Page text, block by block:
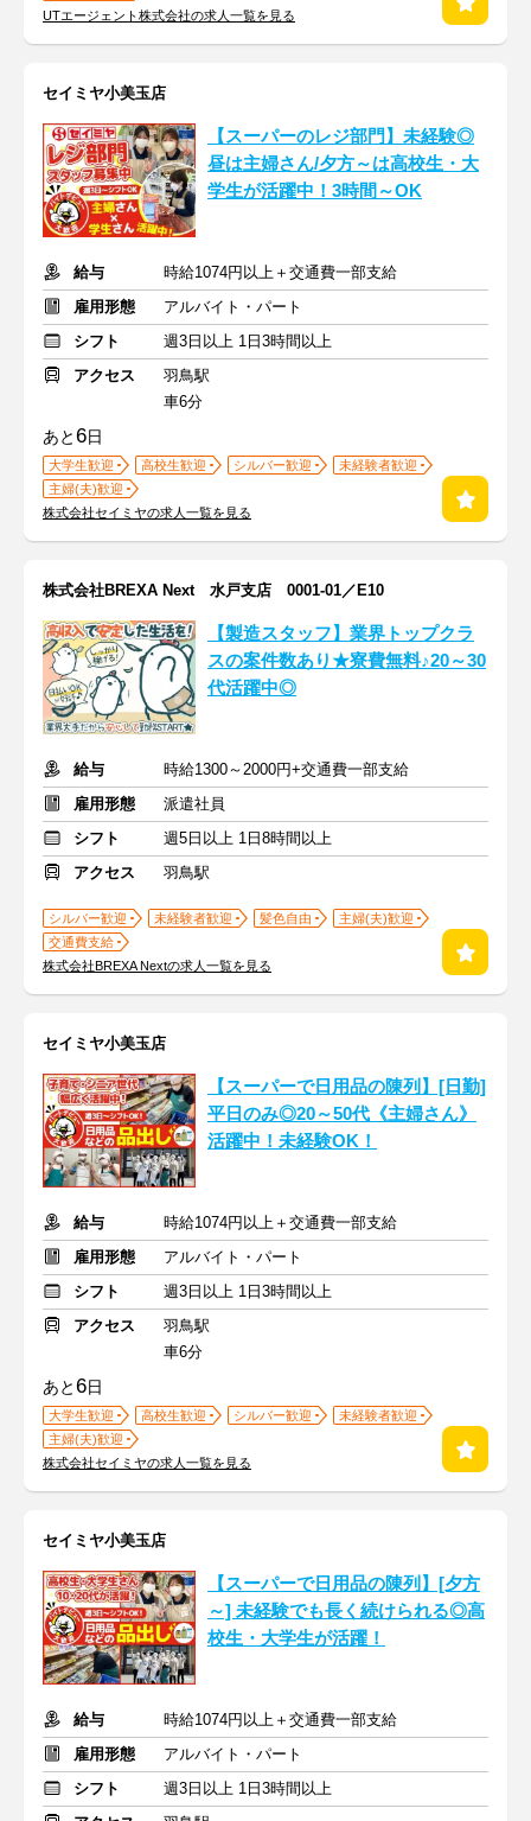
UTエージェント株式会社の求人一覧を見る
セイミヤ小美玉店
【スーパーのレジ部門】未経験◎
昼は主婦さん/夕方～は高校生・大
学生が活躍中！3時間～OK
給与
時給1074円以上＋交通費一部支給
雇用形態
アルバイト・パート
シフト
週3日以上 1日3時間以上
アクセス
羽鳥駅
車6分
あと6日
大学生歓迎 高校生歓迎 シルバー歓迎
未経験者歓迎
主婦(夫)歓迎
株式会社セイミヤの求人一覧を見る
株式会社BREXA Next 水戸支店 0001-01／E10
【製造スタッフ】業界トップクラ
スの案件数あり★寮費無料♪20～30
代活躍中◎
給与
時給1300～2000円+交通費一部支給
雇用形態
派遣社員
シフト
週5日以上 1日8時間以上
アクセス
羽鳥駅
シルバー歓迎 未経験者歓迎 髪色自由
主婦(夫)歓迎
交通費支給
株式会社BREXA Nextの求人一覧を見る
セイミヤ小美玉店
【スーパーで日用品の陳列】[日勤]
平日のみ◎20～50代《主婦さん》
活躍中！未経験OK！
給与
時給1074円以上＋交通費一部支給
雇用形態
アルバイト・パート
シフト
週3日以上 1日3時間以上
アクセス
羽鳥駅
車6分
あと6日
大学生歓迎 高校生歓迎 シルバー歓迎
未経験者歓迎
主婦(夫)歓迎
株式会社セイミヤの求人一覧を見る
セイミヤ小美玉店
【スーパーで日用品の陳列】[夕方
～] 未経験でも長く続けられる◎高
校生・大学生が活躍！
給与
時給1074円以上＋交通費一部支給
雇用形態
アルバイト・パート
シフト
週3日以上 1日3時間以上